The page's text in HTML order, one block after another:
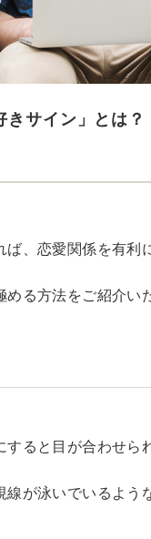
きサイン」とは？
、恋愛関係を有利
る方法をご紹介い
ると目が合わせら
が泳いでいるよう